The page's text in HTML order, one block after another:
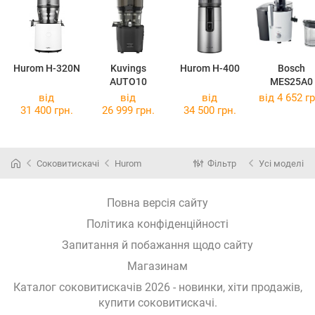
Hurom H-320N
Kuvings
AUTO10
Hurom H-400
Bosch
MES25A0
від
31 400 грн.
від
26 999 грн.
від
34 500 грн.
від 4 652
Соковитискачі Hurom Фільтр Усі моделі
Повна версія сайту
Політика конфіденційності
Запитання й побажання щодо сайту
Магазинам
Каталог соковитискачів 2026 - новинки, хіти продажів,
купити соковитискачі.